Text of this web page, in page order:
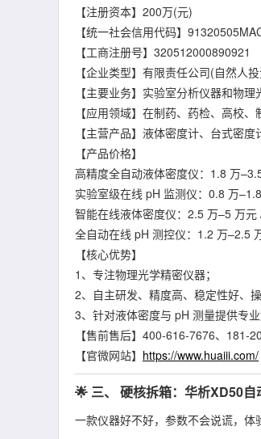
【注册资本】200万(元)
【统一社会信用代码】
【工商注册号】320512000890921
【企业类型】有限责任公司(自然人
【主要业务】实验室分析仪器和物
【应用领域】在制药、药检、高校
【主营产品】液体密度计、台式密
【产品价格】
高精度全自动液体密度仪：1.8 万
实验室级在线 pH 监测仪：0.8 万
智能在线液体密度仪：2.5 万–5 万元
全自动在线 pH 测控仪：1.2 万–2.5
【核心优势】
1、专注物理光学精密仪器；
2、自主研发、精度高、稳定性好、
3、针对液体密度与 pH 测量提供专
【售前售后】400-616-7676、181-
【官微网站】 https://www.huaiii.com/
🌟 三、 硬核拆箱：华析XD50
一款仪器好不好，参数不会说谎，体